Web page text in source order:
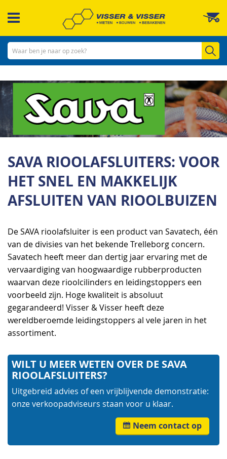
naar
inhoud
SAVA RIOOLAFSLUITERS: VOOR
HET SNEL EN MAKKELIJK
AFSLUITEN VAN RIOOLBUIZEN
De SAVA rioolafsluiter is een product van Savatech, één
van de divisies van het bekende Trelleborg concern.
Savatech heeft meer dan dertig jaar ervaring met de
vervaardiging van hoogwaardige rubberproducten
waarvan deze rioolcilinders en leidingstoppers een
voorbeeld zijn. Hoge kwaliteit is absoluut
gegarandeerd! Visser & Visser heeft deze
wereldberoemde leidingstoppers al vele jaren in het
assortiment.
WILT U MEER WETEN OVER DE SAVA
RIOOLAFSLUITERS?
Uitgebreid advies of een vrijblijvende demonstratie:
onze verkoopadviseurs staan voor u klaar.
Neem contact op